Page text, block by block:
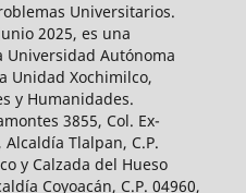
Universitarios.
2025, es una
Autónoma
Unidad Xochimilco,
y Humanidades.
3855, Col. Ex-
Alcaldía Tlalpan, C.P.
y Calzada del Hueso
Coyoacán, C.P. 04960,